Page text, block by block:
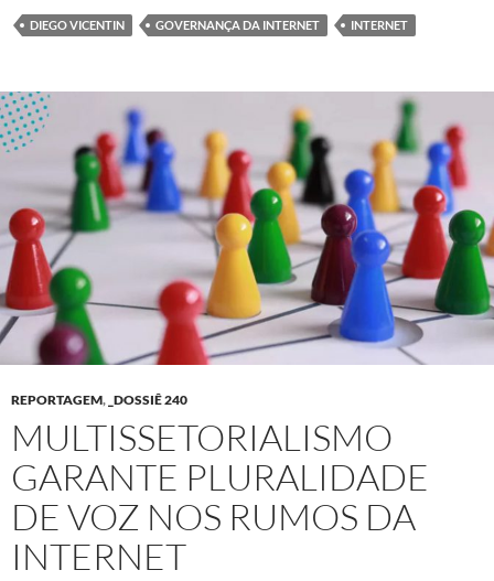
DIEGO VICENTIN GOVERNANÇA DA INTERNET INTERNET
REPORTAGEM, _DOSSIÊ 240
MULTISSETORIALISMO
GARANTE PLURALIDADE
DE VOZ NOS RUMOS DA
INTERNET